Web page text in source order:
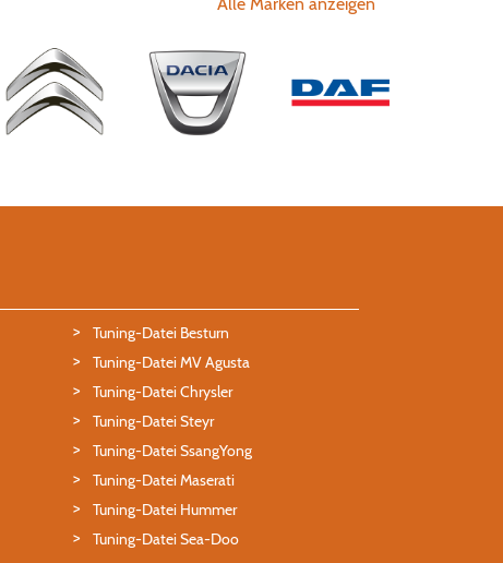
Tuning-Datei Besturn
Tuning-Datei MV Agusta
Tuning-Datei Chrysler
Tuning-Datei Steyr
Tuning-Datei SsangYong
Tuning-Datei Maserati
Tuning-Datei Hummer
Tuning-Datei Sea-Doo